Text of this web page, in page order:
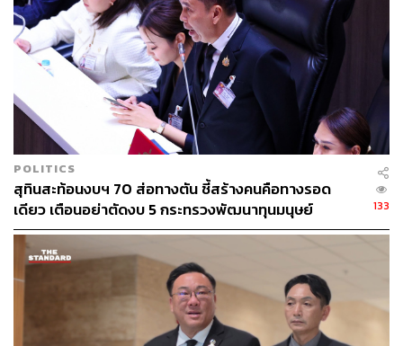
POLITICS
สุทินสะท้อนงบฯ 70 ส่อทางตัน ชี้สร้างคนคือทางรอด
เดียว เตือนอย่าตัดงบ 5 กระทรวงพัฒนาทุนมนุษย์
133